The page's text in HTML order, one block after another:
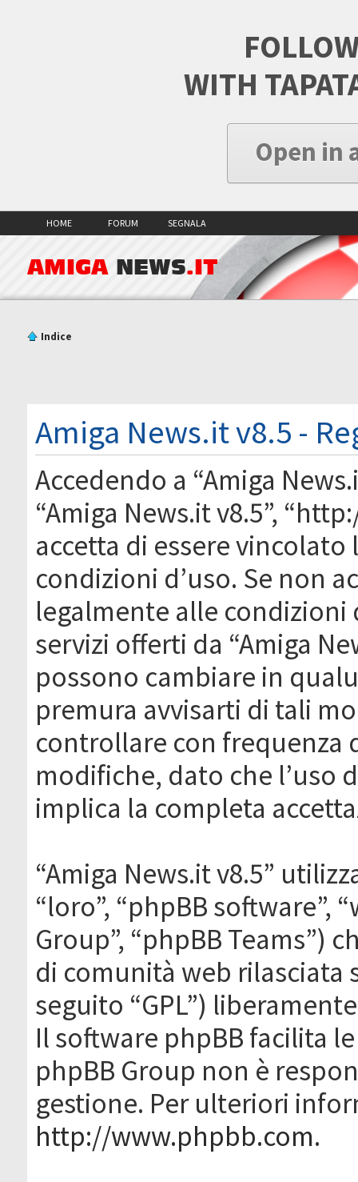
WITH
Open in
HOME FORUM SEGNALA
AMIGA NEWS.IT
Indice
Amiga News.it v8.5 -
Accedendo a “Amiga
“Amiga News.it v8.5”,
accetta di essere
condizioni d’uso. Se non
legalmente alle condizioni
servizi offerti da “Amiga
possono cambiare in
premura avvisarti di tali
controllare con frequenza
modifiche, dato che l’uso
implica la completa
“Amiga News.it v8.5”
“loro”, “phpBB software”,
Group”, “phpBB Teams”)
di comunità web rilasciata
seguito “GPL”)
Il software phpBB facilita
phpBB Group non è
gestione. Per ulteriori
http://www.phpbb.com.